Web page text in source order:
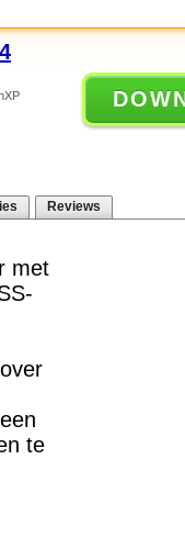
Reviews
met
te